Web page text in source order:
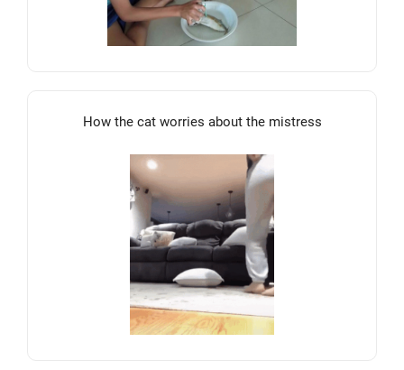
How the cat worries about the mistress